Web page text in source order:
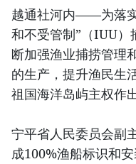
越通社河内——为落
和不受管制”（IUU）
断加强渔业捕捞管理
的生产，提升渔民生
祖国海洋岛屿主权作
宁平省人民委员会副
成100%渔船标识和